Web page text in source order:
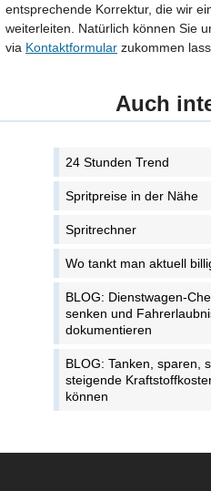
entsprechende Korrektur, die wir
weiterleiten. Natürlich können Sie
via Kontaktformular zukommen
Auch
24 Stunden Trend
Spritpreise in der Nähe
Spritrechner
Wo tankt man aktuell
BLOG: Dienstwagen-
senken und
dokumentieren
BLOG: Tanken, sparen,
steigende
können